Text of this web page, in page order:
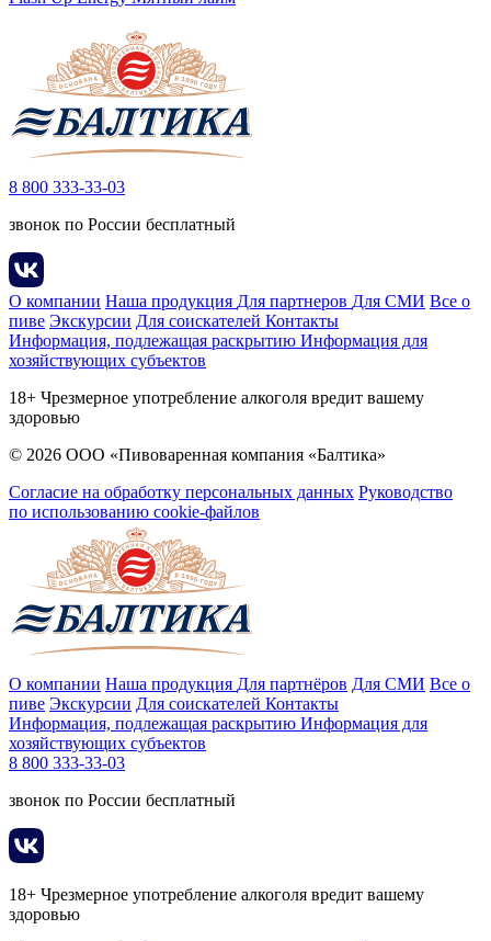
8 800 333-33-03
звонок по России бесплатный
О компании Наша продукция Для партнеров Для СМИ Все о
пиве Экскурсии Для соискателей Контакты
Информация, подлежащая раскрытию Информация для
хозяйствующих субъектов
18+ Чрезмерное употребление алкоголя вредит вашему
здоровью
© 2026 ООО «Пивоваренная компания «Балтика»
Согласие на обработку персональных данных Руководство
по использованию cookie-файлов
О компании Наша продукция Для партнёров Для СМИ Все о
пиве Экскурсии Для соискателей Контакты
Информация, подлежащая раскрытию Информация для
хозяйствующих субъектов
8 800 333-33-03
звонок по России бесплатный
18+ Чрезмерное употребление алкоголя вредит вашему
здоровью